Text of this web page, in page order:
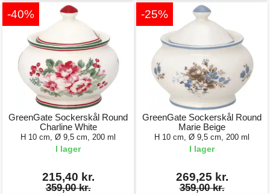
-40%
GreenGate Sockerskål Round
Charline White
H 10 cm, Ø 9,5 cm, 200 ml
I lager
215,40 kr.
359,00 kr.
-25%
GreenGate Sockerskål Round
Marie Beige
H 10 cm, Ø 9,5 cm, 200 ml
I lager
269,25 kr.
359,00 kr.